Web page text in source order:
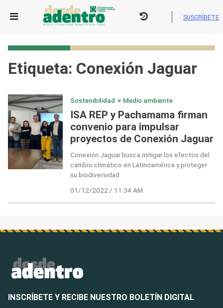
SUSCRÍBETE
Etiqueta: Conexión Jaguar
Sostenibilidad > Medio ambiente
ISA REP y Pachamama firman
convenio para impulsar
proyectos de Conexión Jaguar
Conexión Jaguar busca mitigar los efectos del
cambio climático en Latinoamérica y proteger
su biodiversidad
01/12/2022 / 11:34 AM
INSCRÍBETE Y RECIBE NUESTRO BOLETÍN DIGITAL